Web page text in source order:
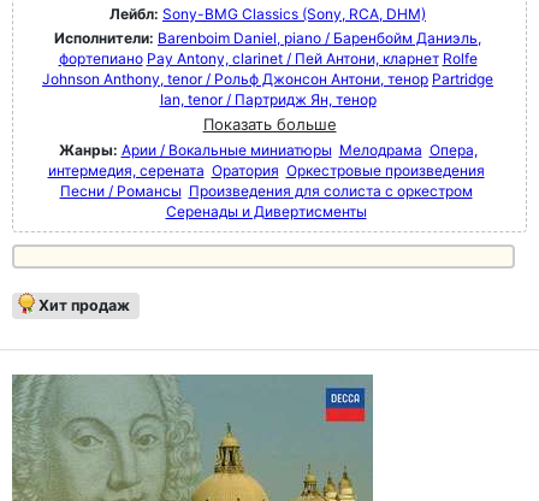
Лейбл: Sony-BMG Classics (Sony, RCA, DHM)
Исполнители: Barenboim Daniel, piano / Баренбойм Даниэль,
фортепиано Pay Antony, clarinet / Пей Антони, кларнет Rolfe
Johnson Anthony, tenor / Рольф Джонсон Антони, тенор Partridge
Ian, tenor / Партридж Ян, тенор
Показать больше
Жанры: Арии / Вокальные миниатюры Мелодрама Опера,
интермедия, серената Оратория Оркестровые произведения
Песни / Романсы Произведения для солиста с оркестром
Серенады и Дивертисменты
Хит продаж